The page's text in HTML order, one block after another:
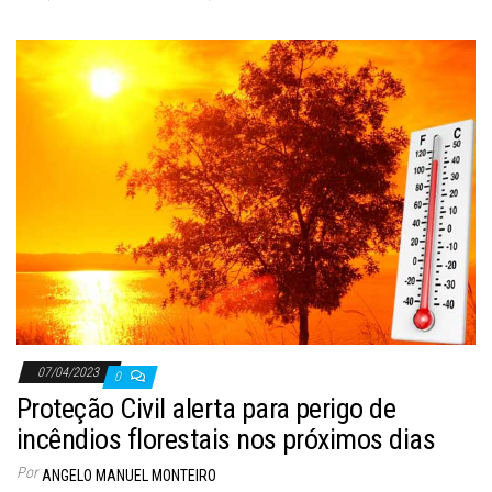
07/04/2023 0
Proteção Civil alerta para perigo de
incêndios florestais nos próximos dias
Por ANGELO MANUEL MONTEIRO